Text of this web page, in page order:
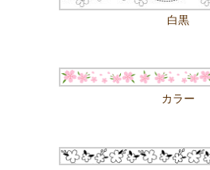
白黒
カラー